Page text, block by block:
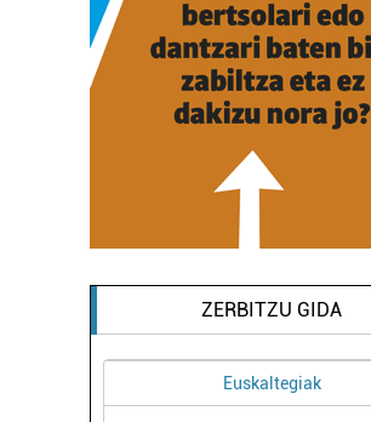
ZERBITZU GIDA
Euskaltegiak